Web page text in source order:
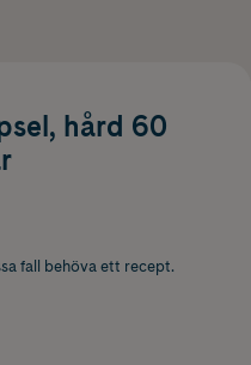
hård 60
fall behöva ett recept.